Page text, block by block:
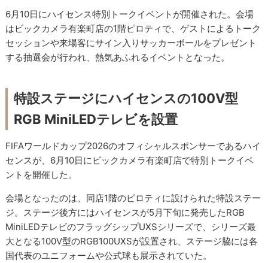
6月10日にハイセンス特別トークイベントが開催された。会場
はビックカメラ有楽町店の1階ピロティで、ゲストによるトーク
セッションや来場客にサイン入りサッカーボールをプレゼント
する抽選会が行われ、熱気あふれるイベントとなった。
特設ステージにハイセンスの100V型
RGB MiniLEDテレビを設置
FIFAワールドカップ2026のオフィシャルスポンサーであるハイ
センスが、6月10日にビックカメラ有楽町店で特別トークイベ
ントを開催した。
会場となったのは、同店1階のピロティに設けられた特設ステー
ジ。ステージ後方にはハイセンスが5月下旬に発売したRGB
MiniLEDテレビのフラッグシップUXSシリーズで、シリーズ最
大となる100V型のRGB100UXSが設置され、ステージ脇には各
国代表のユニフォームや公式球も展示されていた。